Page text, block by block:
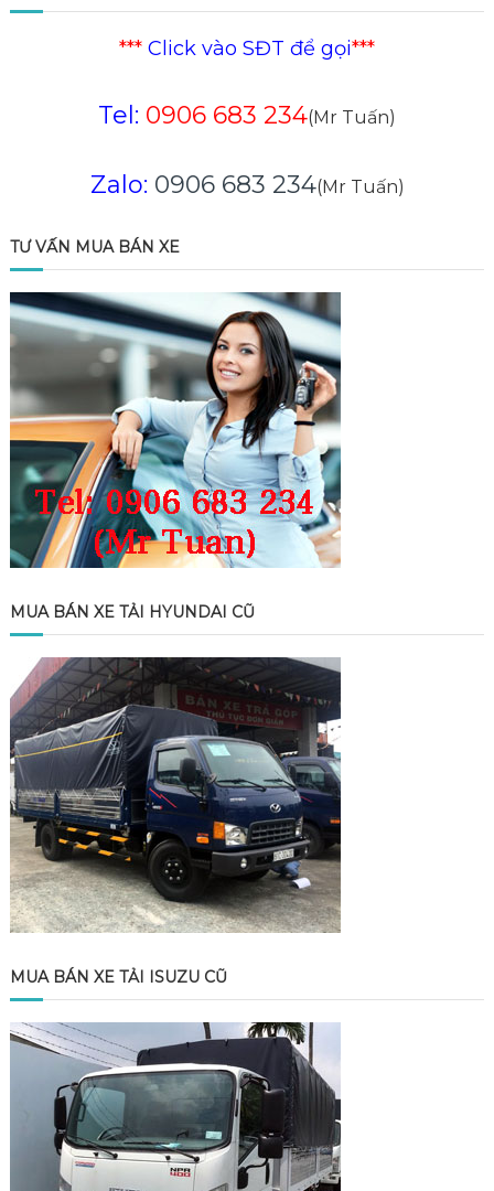
*** Click vào SĐT để gọi***
Tel: 0906 683 234(Mr Tuấn)
Zalo: 0906 683 234(Mr Tuấn)
TƯ VẤN MUA BÁN XE
MUA BÁN XE TẢI HYUNDAI CŨ
MUA BÁN XE TẢI ISUZU CŨ